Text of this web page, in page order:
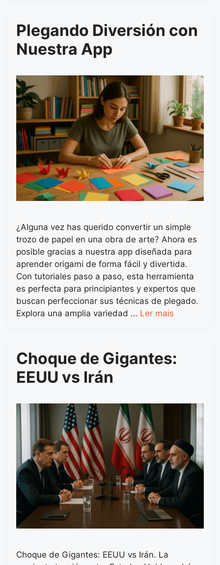
Plegando Diversión con
Nuestra App
¿Alguna vez has querido convertir un simple
trozo de papel en una obra de arte? Ahora es
posible gracias a nuestra app diseñada para
aprender origami de forma fácil y divertida.
Con tutoriales paso a paso, esta herramienta
es perfecta para principiantes y expertos que
buscan perfeccionar sus técnicas de plegado.
Explora una amplia variedad … Ler mais
Choque de Gigantes:
EEUU vs Irán
Choque de Gigantes: EEUU vs Irán. La